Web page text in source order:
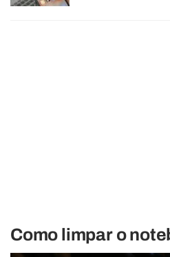
Como limpar o